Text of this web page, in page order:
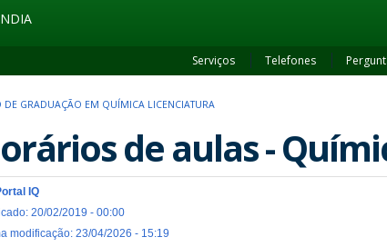
Serviços Telefones
DE GRADUAÇÃO EM QUÍMICA LICENCIATURA
de aulas -
IQ
20/02/2019 - 00:00
modificação: 23/04/2026 - 15:19